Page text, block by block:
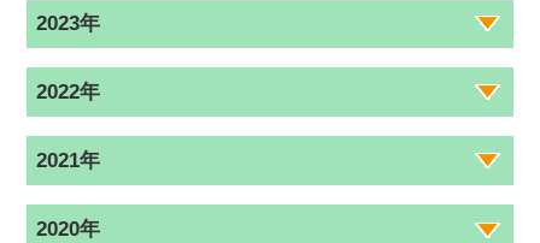
2023年
2022年
2021年
2020年